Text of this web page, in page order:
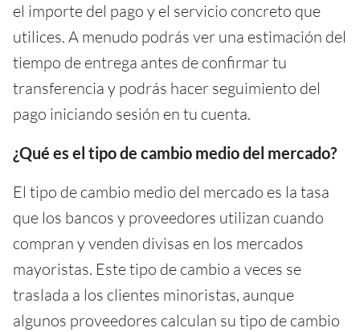
el importe del pago y el servicio concreto que
utilices. A menudo podrás ver una estimación del
tiempo de entrega antes de confirmar tu
transferencia y podrás hacer seguimiento del
pago iniciando sesión en tu cuenta.
¿Qué es el tipo de cambio medio del mercado?
El tipo de cambio medio del mercado es la tasa
que los bancos y proveedores utilizan cuando
compran y venden divisas en los mercados
mayoristas. Este tipo de cambio a veces se
traslada a los clientes minoristas, aunque
algunos proveedores calculan su tipo de cambio